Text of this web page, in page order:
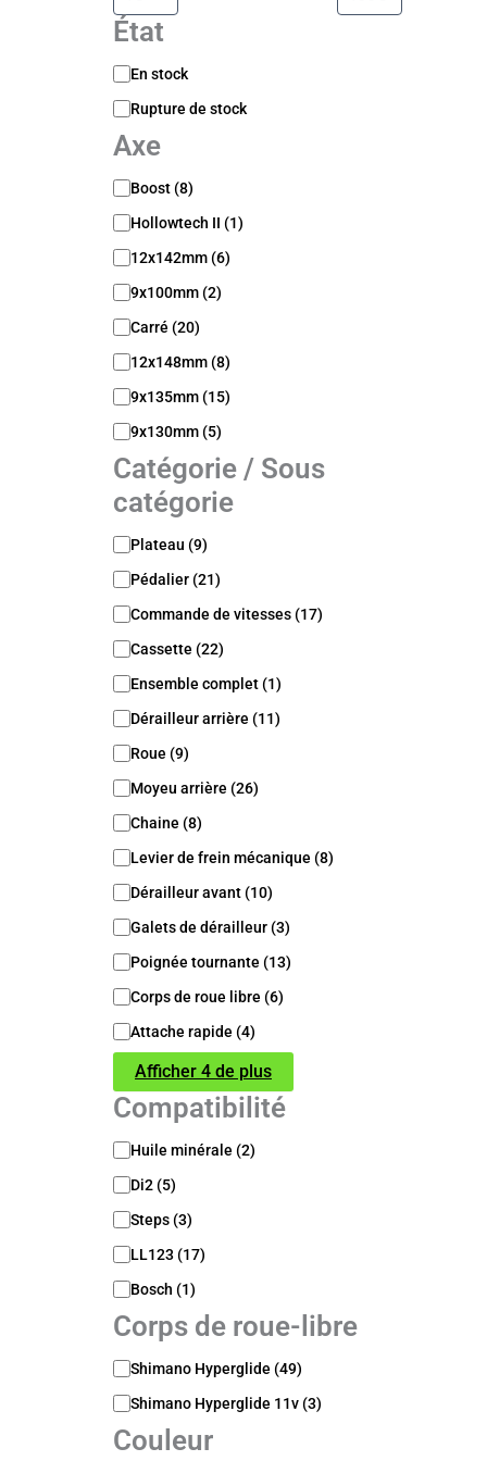
État
D
s
p
o
n
i
b
l
i
é
En stock
Rupture de stock
Axe
A
e
Boost (8)
Hollowtech II (1)
12x142mm (6)
9x100mm (2)
Carré (20)
12x148mm (8)
9x135mm (15)
9x130mm (5)
Catégorie / Sous
catégorie
C
t
é
g
o
i
e
S
o
u
s
a
t
g
o
r
i
Plateau (9)
Pédalier (21)
Commande de vitesses (17)
Cassette (22)
Ensemble complet (1)
Dérailleur arrière (11)
Roue (9)
Moyeu arrière (26)
Chaine (8)
Levier de frein mécanique (8)
Dérailleur avant (10)
Galets de dérailleur (3)
Poignée tournante (13)
Corps de roue libre (6)
Attache rapide (4)
Afficher 4 de plus
Compatibilité
C
m
p
a
t
b
i
i
é
Huile minérale (2)
Di2 (5)
Steps (3)
LL123 (17)
Bosch (1)
Corps de roue-libre
C
r
p
s
Shimano Hyperglide (49)
Shimano Hyperglide 11v (3)
Couleur